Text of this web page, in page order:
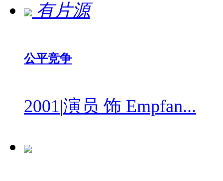
有片源
公平竞争
2001|演员 饰 Empfan...